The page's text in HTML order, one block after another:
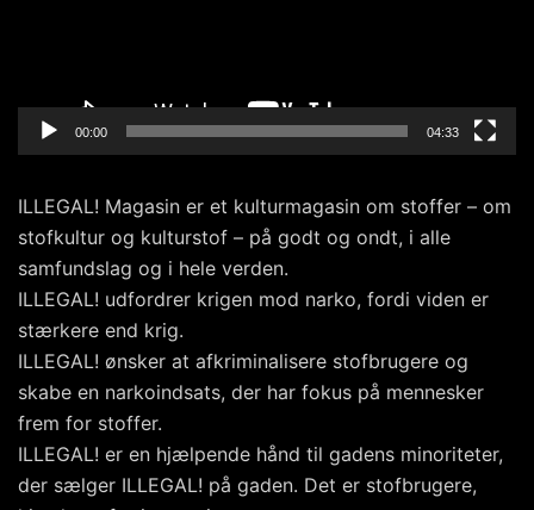
00:00 04:33
ILLEGAL! Magasin er et kulturmagasin om stoffer – om
stofkultur og kulturstof – på godt og ondt, i alle
samfundslag og i hele verden.
ILLEGAL! udfordrer krigen mod narko, fordi viden er
stærkere end krig.
ILLEGAL! ønsker at afkriminalisere stofbrugere og
skabe en narkoindsats, der har fokus på mennesker
frem for stoffer.
ILLEGAL! er en hjælpende hånd til gadens minoriteter,
der sælger ILLEGAL! på gaden. Det er stofbrugere,